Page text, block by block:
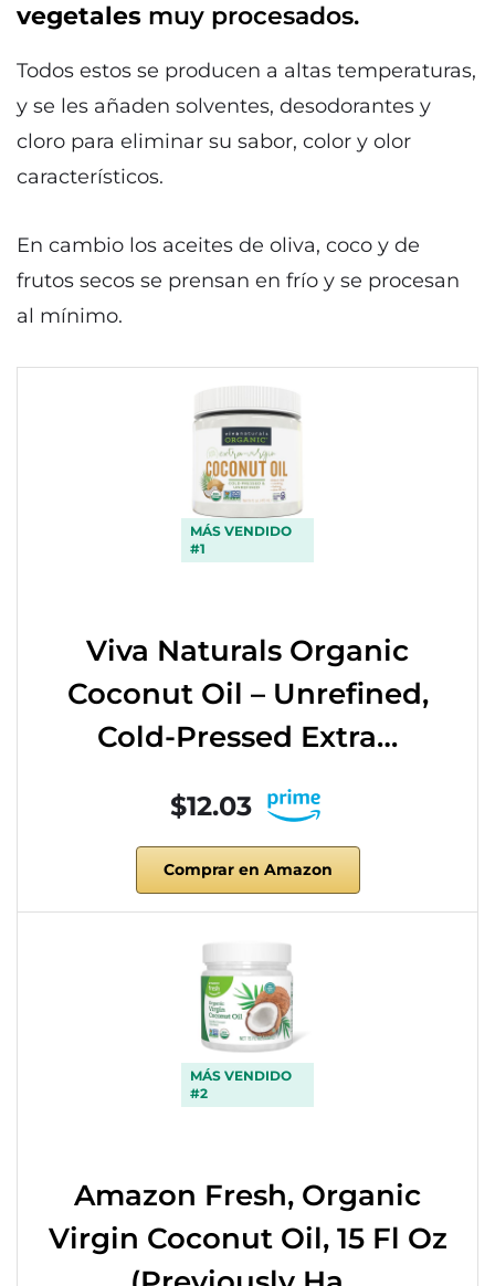
vegetales muy procesados.
Todos estos se producen a altas temperaturas,
y se les añaden solventes, desodorantes y
cloro para eliminar su sabor, color y olor
característicos.
En cambio los aceites de oliva, coco y de
frutos secos se prensan en frío y se procesan
al mínimo.
MÁS VENDIDO
#1
Viva Naturals Organic
Coconut Oil – Unrefined,
Cold-Pressed Extra…
$12.03
Comprar en Amazon
MÁS VENDIDO
#2
Amazon Fresh, Organic
Virgin Coconut Oil, 15 Fl Oz